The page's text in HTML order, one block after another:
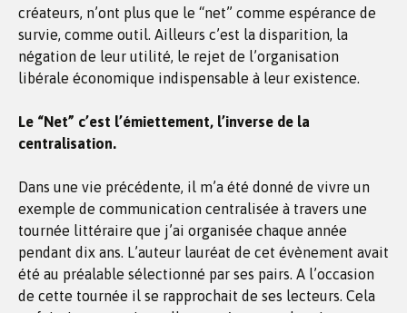
créateurs, n’ont plus que le “net” comme espérance de
survie, comme outil. Ailleurs c’est la disparition, la
négation de leur utilité, le rejet de l’organisation
libérale économique indispensable à leur existence.
Le “Net” c’est l’émiettement, l’inverse de la
centralisation.
Dans une vie précédente, il m’a été donné de vivre un
exemple de communication centralisée à travers une
tournée littéraire que j’ai organisée chaque année
pendant dix ans. L’auteur lauréat de cet évènement avait
été au préalable sélectionné par ses pairs. A l’occasion
de cette tournée il se rapprochait de ses lecteurs. Cela